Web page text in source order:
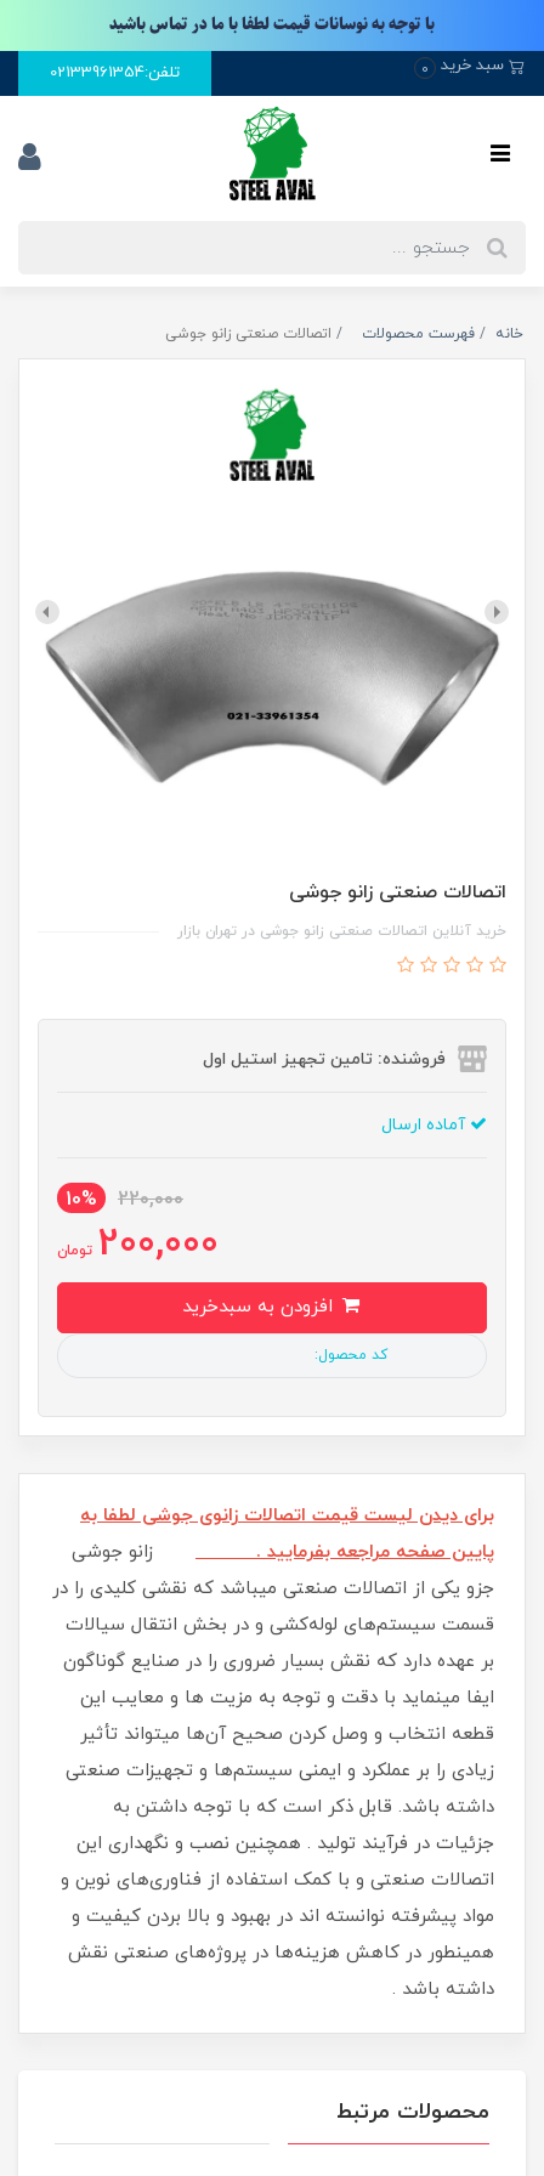
با توجه به نوسانات قیمت لطفا با ما در تماس باشید
سبد خرید 0 تلفن:02133961354
خانه فهرست محصولات اتصالات صنعتی زانو جوشی
اتصالات صنعتی زانو جوشی
خرید آنلاین اتصالات صنعتی زانو جوشی در تهران بازار
فروشنده: تامین تجهیز استیل اول
آماده ارسال
220,000
10%
200,000 تومان
کد محصول:
برای دیدن لیست قیمت اتصالات زانوی جوشی لطفا به
پایین صفحه مراجعه بفرمایید . زانو جوشی
جزو یکی از اتصالات صنعتی میباشد که نقشی کلیدی را در
قسمت سیستم‌های لوله‌کشی و در بخش انتقال سیالات
بر عهده دارد که نقش بسیار ضروری را در صنایع گوناگون
ایفا مینماید با دقت و توجه به مزیت ها و معایب این
قطعه انتخاب و وصل کردن صحیح آن‌ها میتواند تأثیر
زیادی را بر عملکرد و ایمنی سیستم‌ها و تجهیزات صنعتی
داشته باشد. قابل ذکر است که با توجه داشتن به
جزئیات در فرآیند تولید . همچنین نصب و نگهداری این
اتصالات صنعتی و با کمک استفاده از فناوری‌های نوین و
مواد پیشرفته نوانسته اند در بهبود و بالا بردن کیفیت و
همینطور در کاهش هزینه‌ها در پروژه‌های صنعتی نقش
داشته باشد .
محصولات مرتبط